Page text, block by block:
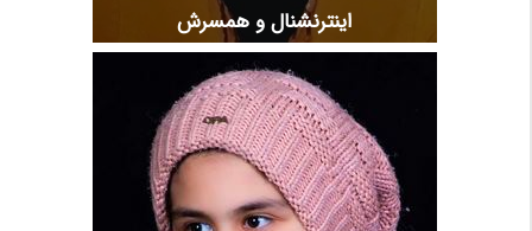
اینترنشنال و همسرش